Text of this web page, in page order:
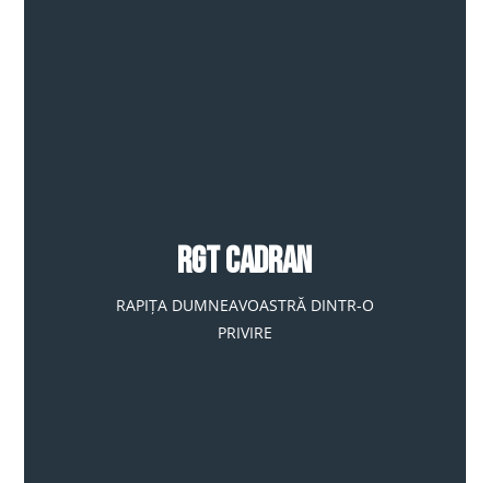
RGT CADRAN
RAPIȚA DUMNEAVOASTRĂ DINTR-O
PRIVIRE